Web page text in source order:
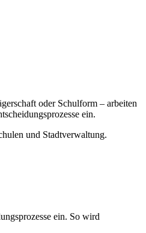
oder Schulform – arbeiten
ein.
und Stadtverwaltung.
ein. So wird